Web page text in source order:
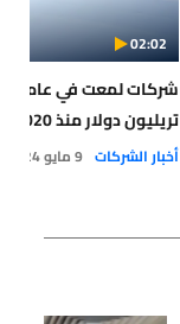
02:02
تريليون دولار منذ 2020
أخبار الشركات 9 مايو 2024